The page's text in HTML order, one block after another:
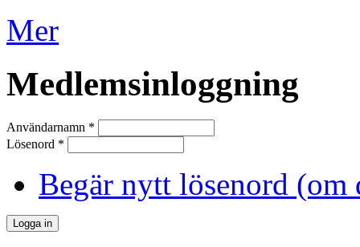
Mer
Medlemsinloggning
Användarnamn *
Lösenord *
Begär nytt lösenord